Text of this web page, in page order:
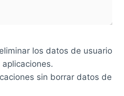
los datos de usuario
sin borrar datos de